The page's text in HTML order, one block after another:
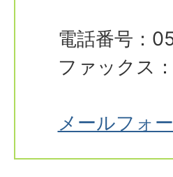
電話番号：
ファックス
メールフォ